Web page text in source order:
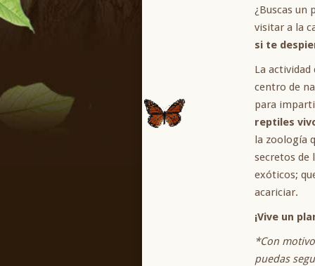
¿Buscas un
visitar a la
si te
La
centro de
para
reptiles
la zoología
secretos de
exóticos;
acariciar.
¡Vive un
*Con
puedas